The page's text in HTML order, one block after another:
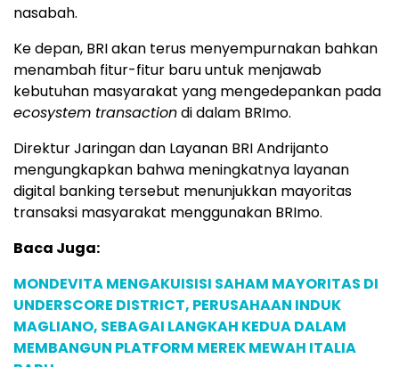
nasabah.
Ke depan, BRI akan terus menyempurnakan bahkan
menambah fitur-fitur baru untuk menjawab
kebutuhan masyarakat yang mengedepankan pada
ecosystem transactiondi dalam BRImo.
Direktur Jaringan dan Layanan BRI Andrijanto
mengungkapkan bahwa meningkatnya layanan
digital banking tersebut menunjukkan mayoritas
transaksi masyarakat menggunakan BRImo.
Baca Juga:
MONDEVITA MENGAKUISISI SAHAM MAYORITAS DI
UNDERSCORE DISTRICT, PERUSAHAAN INDUK
MAGLIANO, SEBAGAI LANGKAH KEDUA DALAM
MEMBANGUN PLATFORM MEREK MEWAH ITALIA